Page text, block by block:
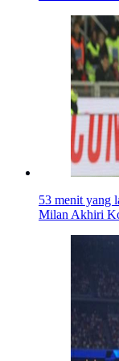
53 menit yang
Milan Akhiri